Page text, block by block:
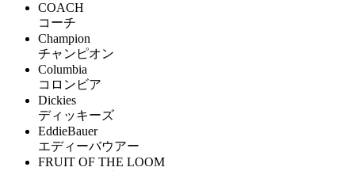
COACH
コーチ
Champion
チャンピオン
Columbia
コロンビア
Dickies
ディッキーズ
EddieBauer
エディーバウアー
FRUIT OF THE LOOM